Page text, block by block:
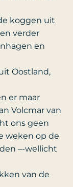
koggen uit
verder
en
Oostland,
er maar
Volcmar van
ons geen
weken op de
–-wellicht
van de